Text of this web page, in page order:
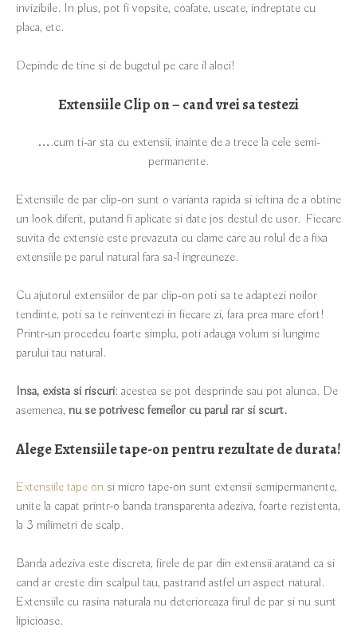
invizibile. In plus, pot fi vopsite, coafate, uscate, indreptate cu
placa, etc.
Depinde de tine si de bugetul pe care il aloci!
Extensiile Clip on – cand vrei sa testezi
….cum ti-ar sta cu extensii, inainte de a trece la cele semi-
permanente.
Extensiile de par clip-on sunt o varianta rapida si ieftina de a obtine
un look diferit, putand fi aplicate si date jos destul de usor. Fiecare
suvita de extensie este prevazuta cu clame care au rolul de a fixa
extensiile pe parul natural fara sa-l ingreuneze.
Cu ajutorul extensiilor de par clip-on poti sa te adaptezi noilor
tendinte, poti sa te reinventezi in fiecare zi, fara prea mare efort!
Printr-un procedeu foarte simplu, poti adauga volum si lungime
parului tau natural.
Insa, exista si riscuri: acestea se pot desprinde sau pot alunca. De
asemenea, nu se potrivesc femeilor cu parul rar si scurt.
Alege Extensiile tape-on pentru rezultate de durata!
Extensiile tape on si micro tape-on sunt extensii semipermanente,
unite la capat printr-o banda transparenta adeziva, foarte rezistenta,
la 3 milimetri de scalp.
Banda adeziva este discreta, firele de par din extensii aratand ca si
cand ar creste din scalpul tau, pastrand astfel un aspect natural.
Extensiile cu rasina naturala nu deterioreaza firul de par si nu sunt
lipicioase.